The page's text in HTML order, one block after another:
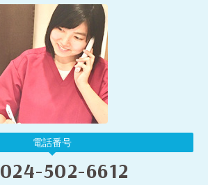
電話番号
024-502-6612